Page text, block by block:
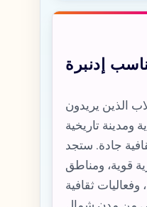
إدنبرة
الذين يريدون
ومدينة تاريخية
جادة. ستجد
قوية، ومناطق
ثقافية